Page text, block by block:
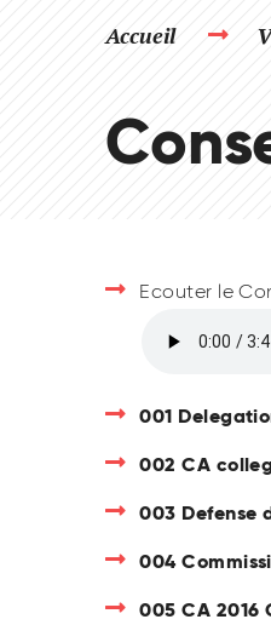
Accueil
Ecouter le
001
002 CA
003 Defense
004
005 CA 2016